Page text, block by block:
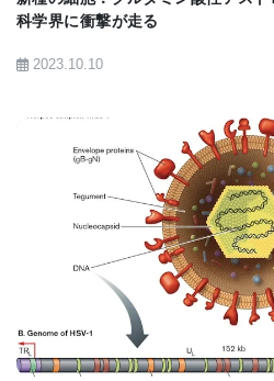
化器健康研究所の高度な実
このアプローチにより、特
る影響を分離して調べること
このプログラムは、特別功
研究所の所長を務めるファ
Cominelli) 博士によって主導
本研究はロドリゲス＝パラシ
新的な「ケージ・イン・ケ
科学界に衝撃が走る
2023.10.10